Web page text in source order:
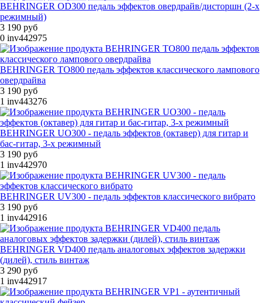
BEHRINGER OD300 педаль эффектов овердрайв/дисторшн (2-х
режимный)
3 190 руб
0 inv442975
BEHRINGER TO800 педаль эффектов классического лампового
овердрайва
3 190 руб
1 inv443276
BEHRINGER UO300 - педаль эффектов (октавер) для гитар и
бас-гитар, 3-х режимный
3 190 руб
1 inv442970
BEHRINGER UV300 - педаль эффектов классического вибрато
3 190 руб
1 inv442916
BEHRINGER VD400 педаль аналоговых эффектов задержки
(дилей), стиль винтаж
3 290 руб
1 inv442917